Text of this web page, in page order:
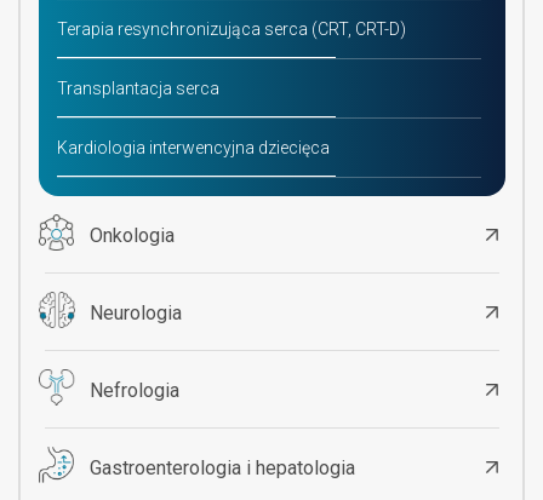
Terapia resynchronizująca serca (CRT, CRT-D)
Transplantacja serca
Kardiologia interwencyjna dziecięca
Onkologia
Neurologia
Nefrologia
Gastroenterologia i hepatologia